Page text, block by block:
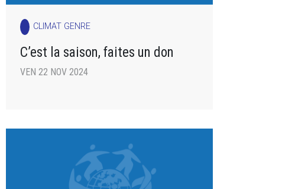
CLIMAT GENRE
C’est la saison, faites un don
VEN 22 NOV 2024